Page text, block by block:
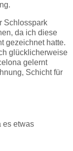
Schlosspark
da ich diese
gezeichnet hatte.
glücklicherweise
gelernt
Schicht für
es etwas